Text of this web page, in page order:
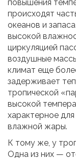
повышения
происходят
океанов и
высокой
циркуляцией
воздушные
климат еще
задерживает
тропической
высокой
характерное
влажной жары.
К тому же, у
Одна из них —